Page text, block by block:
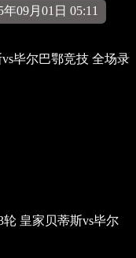
年09月01日 05:11
毕尔巴鄂竞技 全场录
轮 皇家贝蒂斯vs毕尔